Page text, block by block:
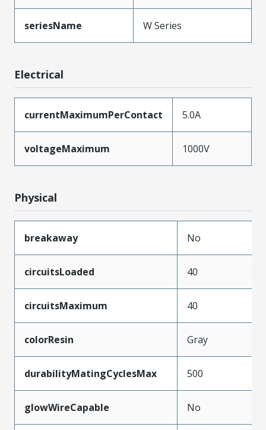
seriesName W Series
Electrical
currentMaximumPerContact 5.0A
voltageMaximum 1000V
Physical
breakaway No
circuitsLoaded 40
circuitsMaximum 40
colorResin Gray
durabilityMatingCyclesMax 500
glowWireCapable No